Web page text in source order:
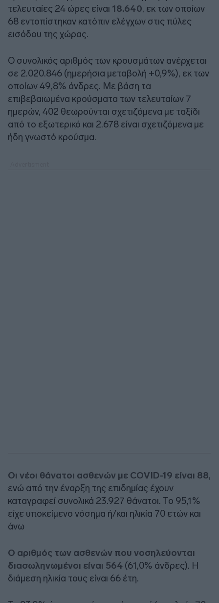
τελευταίες 24 ώρες είναι 18.640, εκ των οποίων
68 εντοπίστηκαν κατόπιν ελέγχων στις πύλες
εισόδου της χώρας.
Ο συνολικός αριθμός των κρουσμάτων ανέρχεται
σε 2.020.846 (ημερήσια μεταβολή +0,9%), εκ των
οποίων 49,8% άνδρες. Με βάση τα
επιβεβαιωμένα κρούσματα των τελευταίων 7
ημερών, 402 θεωρούνται σχετιζόμενα με ταξίδι
από το εξωτερικό και 2.678 είναι σχετιζόμενα με
ήδη γνωστό κρούσμα.
Οι νέοι θάνατοι ασθενών με COVID-19 είναι 88,
ενώ από την έναρξη της επιδημίας έχουν
καταγραφεί συνολικά 23.927 θάνατοι. Το 95,1%
είχε υποκείμενο νόσημα ή/και ηλικία 70 ετών και
άνω
Ο αριθμός των ασθενών που νοσηλεύονται
διασωληνωμένοι είναι 564 (61,0% άνδρες). Η
διάμεση ηλικία τους είναι 66 έτη.